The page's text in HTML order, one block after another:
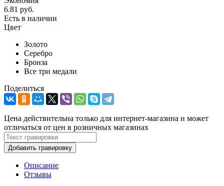
6.81 руб.
Есть в наличии
Цвет
Золото
Серебро
Бронза
Все три медали
Поделиться
Цена действительна только для интернет-магазина и может
отличаться от цен в розничных магазинах
Добавить гравировку
Описание
Отзывы